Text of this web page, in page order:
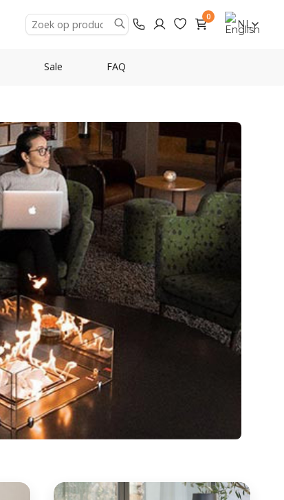
0
NL
Sale FAQ